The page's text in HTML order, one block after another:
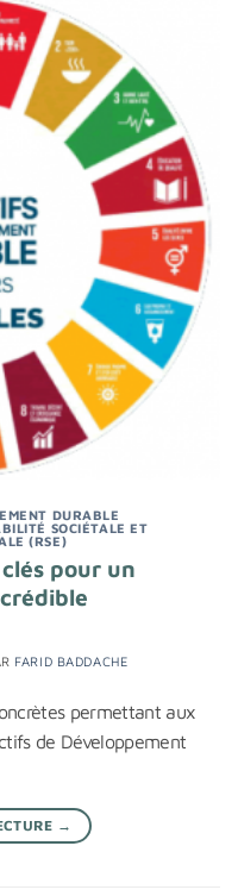
DURABLE
SOCIÉTALE ET
(RSE)
pour un
FARID BADDACHE
permettant aux
de Développement
→